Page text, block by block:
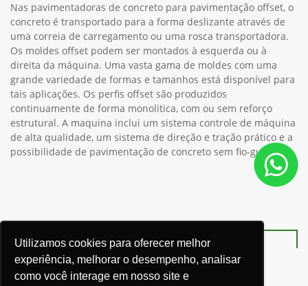
Utilizamos cookies para oferecer melhor
experiência, melhorar o desempenho, analisar
como você interage em nosso site e
Nas pavimentadoras de concreto para pavimentação offset, o
concreto é transportado para a forma deslizante através de
uma correia de carregamento ou uma rosca transportadora.
Os moldes offset podem ser montados à esquerda ou à
direita da máquina. Uma vasta gama de moldes com uma
grande variedade de formas e tamanhos está disponível para
tais aplicações. Os perfis offset são produzidos
continuamente de forma monolitica, com ou sem reforço
estrutural. A maquina inclui um sistema controle de máquina
de alta qualidade, um sistema de direção e tração prático e a
possibilidade de pavimentação de concreto sem fio-guia.
Ver telefones